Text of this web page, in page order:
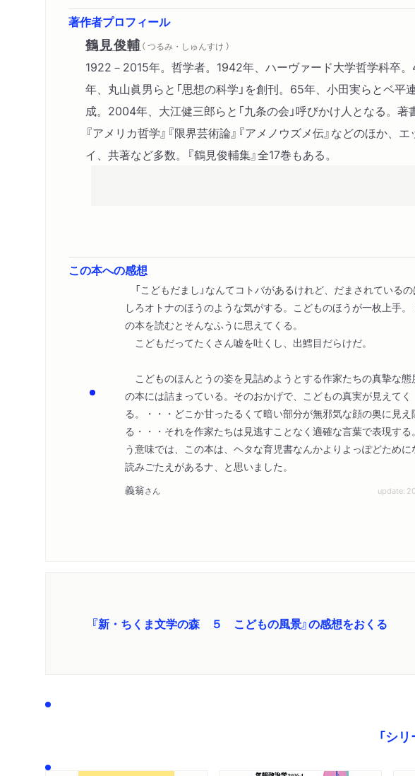
著作者プロフィール
鶴見俊輔 （ つるみ・しゅんすけ ）
1922－2015年。哲学者。1942年、ハーヴァード大学哲学科卒
年、丸山眞男らと「思想の科学」を創刊。65年、小田実らとベ平
成。2004年、大江健三郎らと「九条の会」呼びかけ人となる。著
『アメリカ哲学』『限界芸術論』『アメノウズメ伝』などのほか、エ
イ、共著など多数。『鶴見俊輔集』全17巻もある。
この本への感想
「こどもだまし」なんてコトバがあるけれど、だまされている
しろオトナのほうのような気がする。こどものほうが一枚上手。
の本を読むとそんなふうに思えてくる。
こどもだってたくさん嘘を吐くし、出鱈目だらけだ。
こどものほんとうの姿を見詰めようとする作家たちの真摯な態
の本には詰まっている。そのおかげで、こどもの真実が見えてく
る。・・・どこか甘ったるくて暗い部分が無邪気な顔の奥に見え
る・・・それを作家たちは見逃すことなく適確な言葉で表現する
う意味では、この本は、ヘタな育児書なんかよりよっぽどために
読みごたえがあるナ、と思いました。
義翁さん update:
『新・ちくま文学の森 ５ こどもの風景』の感想をおくる
「シ